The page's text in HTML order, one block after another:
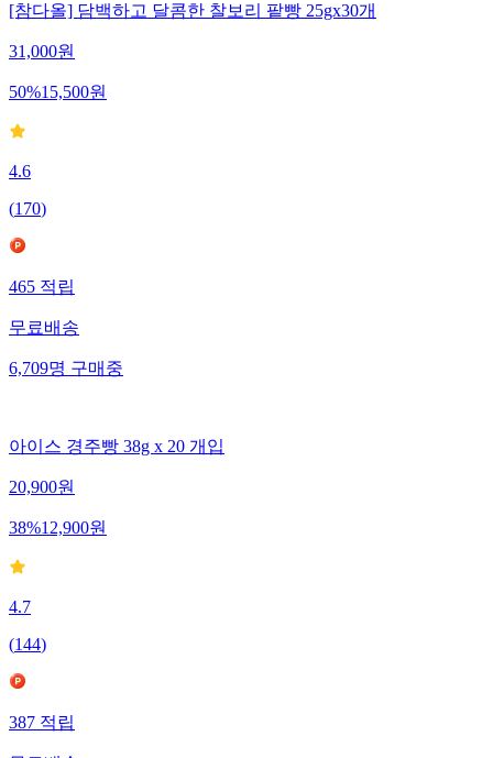
[참다올] 담백하고 달콤한 찰보리 팥빵 25gx30개
31,000원
50%15,500원
4.6
(170)
465적립
무료배송
6,709명구매중
아이스 경주빵 38g x 20 개입
20,900원
38%12,900원
4.7
(144)
387적립